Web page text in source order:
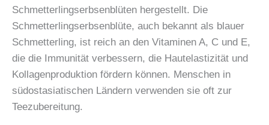
Schmetterlingserbsenblüten hergestellt. Die
Schmetterlingserbsenblüte, auch bekannt als blauer
Schmetterling, ist reich an den Vitaminen A, C und E,
die die Immunität verbessern, die Hautelastizität und
Kollagenproduktion fördern können. Menschen in
südostasiatischen Ländern verwenden sie oft zur
Teezubereitung.